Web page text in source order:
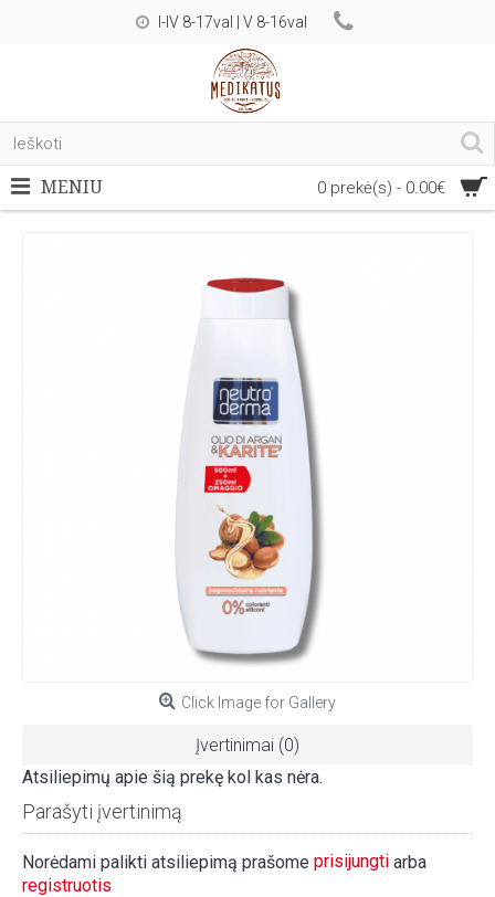
I-IV 8-17val | V 8-16val
0 prekė(s) - 0.00€
MENIU
Click Image for Gallery
Įvertinimai (0)
Atsiliepimų apie šią prekę kol kas nėra.
Parašyti įvertinimą
Norėdami palikti atsiliepimą prašome prisijungti arba
registruotis